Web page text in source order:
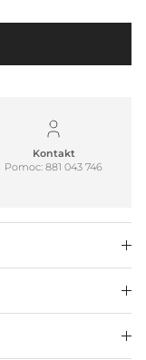
Kontakt
Pomoc: 881 043 746